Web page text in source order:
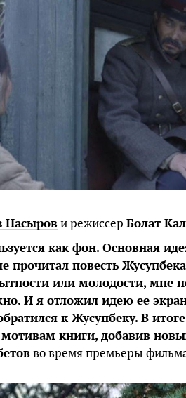
Насырови режиссер Болат
как фон. Основная
прочитал повесть
или молодости, мне
И я отложил идею ее
к Жусупбеку. В
книги, добавив
во время премьеры